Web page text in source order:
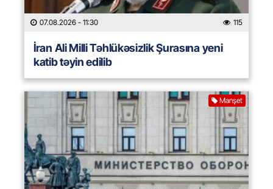
07.08.2026 - 11:30 115
İran Ali Milli Təhlükəsizlik Şurasına yeni
katib təyin edilib
Manşet